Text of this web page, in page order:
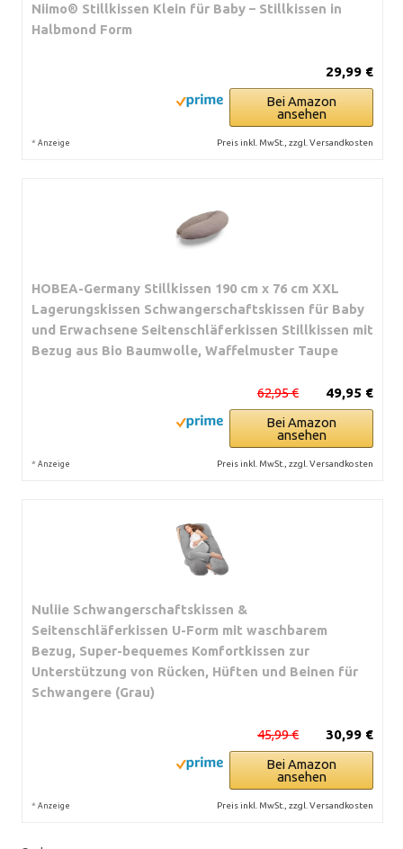
Niimo® Stillkissen Klein für Baby – Stillkissen in
Halbmond Form
29,99 €
Bei Amazon
ansehen
* Anzeige Preis inkl. MwSt., zzgl. Versandkosten
HOBEA-Germany Stillkissen 190 cm x 76 cm XXL
Lagerungskissen Schwangerschaftskissen für Baby
und Erwachsene Seitenschläferkissen Stillkissen mit
Bezug aus Bio Baumwolle, Waffelmuster Taupe
49,95 €
62,95 €
Bei Amazon
ansehen
* Anzeige Preis inkl. MwSt., zzgl. Versandkosten
Nuliie Schwangerschaftskissen &
Seitenschläferkissen U-Form mit waschbarem
Bezug, Super-bequemes Komfortkissen zur
Unterstützung von Rücken, Hüften und Beinen für
Schwangere (Grau)
30,99 €
45,99 €
Bei Amazon
ansehen
* Anzeige Preis inkl. MwSt., zzgl. Versandkosten